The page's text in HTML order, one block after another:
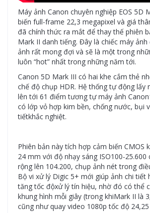
Máy ảnh Canon chuyên nghiệp EOS 5D
biến full-frame 22,3 megapixel và giá
đã chính thức ra mắt để thay thế phiên
Mark II danh tiếng. Đây là chiếc máy
ảnh rất mong đợi và sẽ là một trong
luôn “hot” nhất trong những năm tới.
Canon 5D Mark III có hai khe cắm thẻ
chế độ chụp HDR. Hệ thống tự động lấy
lên tới 61 điểm tương tự máy ảnh
có lớp vỏ hợp kim bền, chống nước, bụi
tiếtkhắc nghiệt.
Phiên bản này tích hợp cảm biến CMOS
24 mm với độ nhạy sáng ISO100-
rộng lên 104.200, chụp ảnh nét trong
Bộ vi xử lý Digic 5+ mới giúp ảnh chi tiết
tăng tốc độxử lý tín hiệu, nhờ đó có thể
khung hình mỗi giây (trong khiMark II là
cũng như quay video 1080p tốc độ